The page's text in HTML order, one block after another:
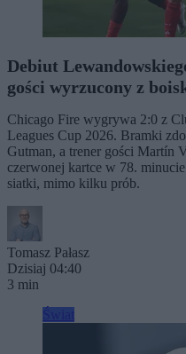
Debiut
gości wyrzucony z
Chicago Fire wygrywa 2:0 z
Leagues Cup 2026. Bramki
Gutman, a trener gości Martín
czerwonej kartce w 78.
siatki, mimo kilku prób.
Tomasz Pałasz
Dzisiaj 04:40
3 min